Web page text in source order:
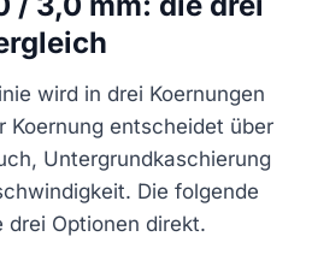
wird in drei Koernungen
Koernung entscheidet über
Untergrundkaschierung
Die folgende
Optionen direkt.